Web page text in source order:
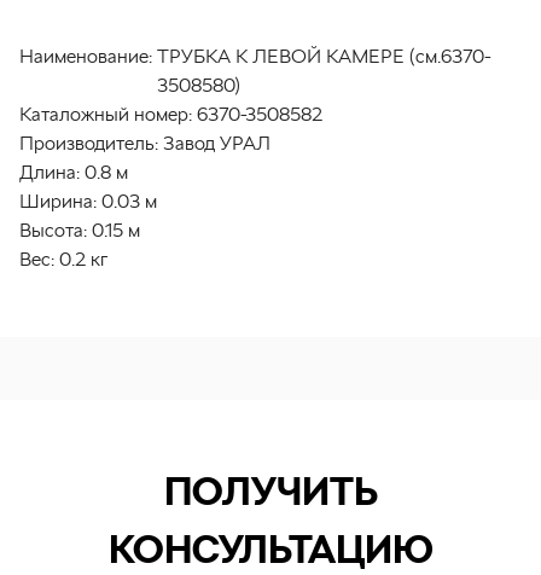
Наименование: ТРУБКА К ЛЕВОЙ КАМЕРЕ (см.6370-
3508580)
Каталожный номер: 6370-3508582
Производитель: Завод УРАЛ
Длина: 0.8 м
Ширина: 0.03 м
Высота: 0.15 м
Вес: 0.2 кг
ПОЛУЧИТЬ
КОНСУЛЬТАЦИЮ